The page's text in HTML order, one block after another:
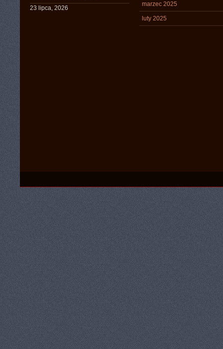
23 lipca, 2026
marzec 2025
luty 2025